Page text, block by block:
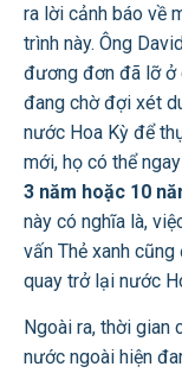
ra lời cảnh báo về
trình này. Ông
đương đơn đã lỡ ở
đang chờ đợi xét
nước Hoa Kỳ để
mới, họ có thể
3 năm hoặc 10
này có nghĩa là,
vấn Thẻ xanh
quay trở lại nước
Ngoài ra, thời
nước ngoài hiện